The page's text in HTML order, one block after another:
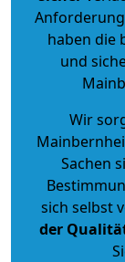
haben die
und
Wir
Sachen
sich selbst
der